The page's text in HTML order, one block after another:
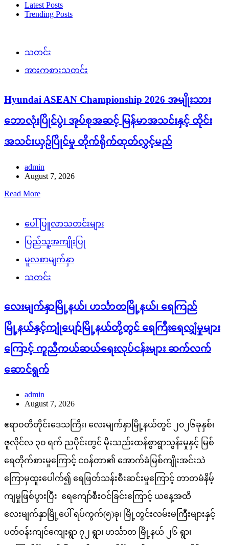
Latest Posts
Trending Posts
သတင်း
အားကစားသတင်း
Hyundai ASEAN Championship 2026 အမျိုးသား
ဘောလုံးပြိုင်ပွဲ၊ အုပ်စုအဆင့် မြန်မာအသင်းနှင့် ထိုင်း
အသင်းယှဉ်ပြိုင်မှု တိုက်ရိုက်ထုတ်လွှင့်မည်
admin
August 7, 2026
Read More
ပေါ်ပြူလာသတင်းများ
ပြည်သူ့အကျိုးပြု
မူလစာမျက်နှာ
သတင်း
လေးမျက်နှာမြို့နယ်၊ ဟင်္သာတမြို့နယ်၊ ရေကြည်
မြို့နယ်နှင့်ကျုံပျော်မြို့နယ်တို့တွင် ရေကြီးရေလျှံမှုများ
ကြောင့် ကူညီကယ်ဆယ်ရေးလုပ်ငန်းများ ဆက်လက်
ဆောင်ရွက်
admin
August 7, 2026
ဧရာဝတီတိုင်းဒေသကြီး၊ လေးမျက်နှာမြို့နယ်တွင် ၂၀၂၆ခုနှစ်၊
ဇူလိုင်လ ၃၀ ရက် ညပိုင်းတွင် မိုးသည်းထန်စွာရွာသွန်းမှုနှင့် မြစ်
ရေတိုက်စားမှုကြောင့် ငဝန်တာ၏ အောက်ခံမြစ်ကျိုးအင်းသဲ
ကြောမှထူးပေါက်၍ ရေဖြတ်သန်းစီးဆင်းမှုကြောင့် တာတမံနိမ့်
ကျမှုဖြစ်ပွားပြီး ရေကျော်စီးဝင်ခြင်းကြောင့် ယနေ့အထိ
လေးမျက်နှာမြို့ပေါ် ရပ်ကွက်(၅)ခု၊ မြို့တွင်းလမ်းမကြီးများနှင့်
ပတ်ဝန်းကျင်ကျေးရွာ ၇၂ ရွာ၊ ဟင်္သာတ မြို့နယ် ၂၆ ရွာ၊